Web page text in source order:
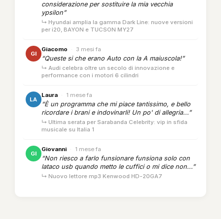
considerazione per sostituire la mia vecchia
ypsilon”
↳ Hyundai amplia la gamma Dark Line: nuove versioni
per i20, BAYON e TUCSON MY27
GI
Giacomo · 3 mesi fa
“Queste si che erano Auto con la A maiuscola!”
↳ Audi celebra oltre un secolo di innovazione e
performance con i motori 6 cilindri
LA
Laura · 1 mese fa
“È un programma che mi piace tantissimo, e bello
ricordare i brani e indovinarli! Un po' di allegria...”
↳ Ultima serata per Sarabanda Celebrity: vip in sfida
musicale su Italia 1
GI
Giovanni · 1 mese fa
“Non riesco a farlo funsionare funsiona solo con
lataco usb quando metto le cuffici o mi dice non...”
↳ Nuovo lettore mp3 Kenwood HD-20GA7